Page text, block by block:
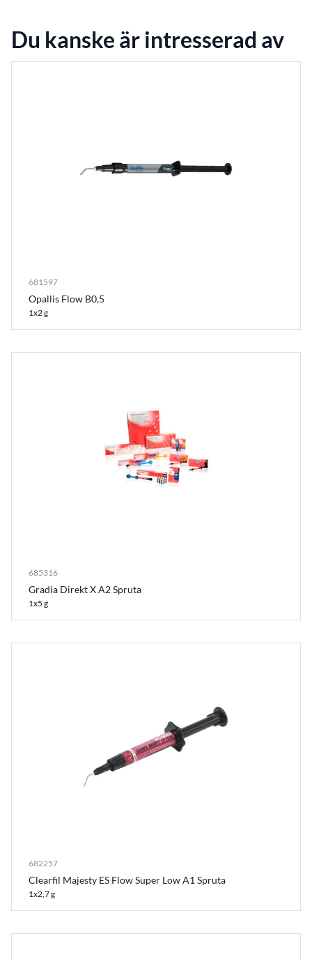
Du kanske är intresserad av
681597
Opallis Flow B0,5
1x2 g
685316
Gradia Direkt X A2 Spruta
1x5 g
682257
Clearfil Majesty ES Flow Super Low A1 Spruta
1x2,7 g